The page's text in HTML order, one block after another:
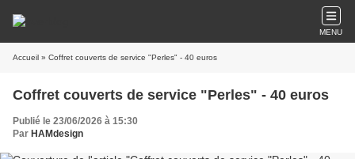
MENU
Accueil » Coffret couverts de service "Perles" - 40 euros
Coffret couverts de service "Perles" - 40 euros
Publié le 23/06/2026 à 15:30
Par HAMdesign